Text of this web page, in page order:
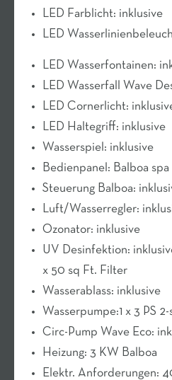
LED Farblicht: inklusive
LED
LED Wasserfontainen:
LED Wasserfall Wave
LED Cornerlicht:
LED Haltegriff: inklusive
Wasserspiel: inklusive
Bedienpanel: Balboa spa
Steuerung Balboa:
Luft/Wasserregler:
Ozonator: inklusive
UV Desinfektion:
x 50 sq Ft. Filter
Wasserablass: inklusive
Wasserpumpe:1 x 3 PS
Circ-Pump Wave Eco:
Heizung: 3 KW Balboa
Elektr. Anforderungen: